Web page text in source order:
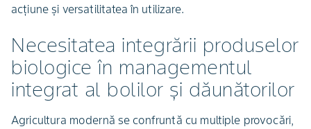
acțiune și versatilitatea în utilizare.
Necesitatea integrării produselor
biologice în managementul
integrat al bolilor și dăunătorilor
Agricultura modernă se confruntă cu multiple provocări,